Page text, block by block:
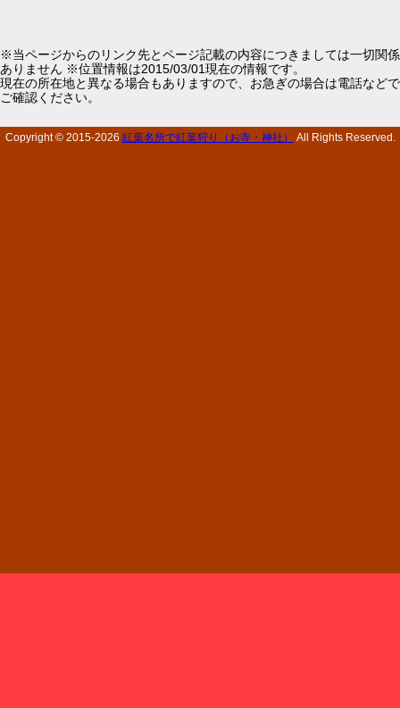
※当ページからのリンク先とページ記載の内容につきましては一切関係
ありません ※位置情報は2015/03/01現在の情報です。
現在の所在地と異なる場合もありますので、お急ぎの場合は電話などで
ご確認ください。
Copyright © 2015-2026 紅葉名所で紅葉狩り（お寺・神社） All Rights Reserved.